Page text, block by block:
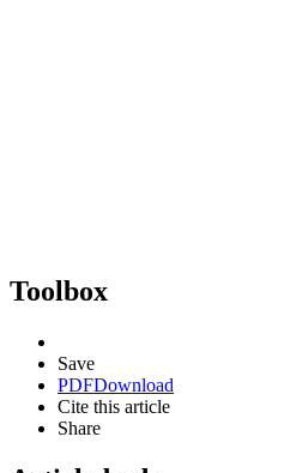
Toolbox
Save
PDFDownload
Cite this article
Share